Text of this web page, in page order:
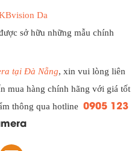
Da
sở hữu những mẫu chính
tại Đà Nẵng, xin vui lòng liên
mua hàng chính hãng với giá tốt
thông qua hotline 0905 123